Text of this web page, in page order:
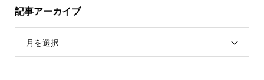
記事アーカイブ
月を選択